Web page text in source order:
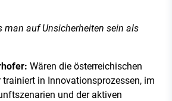
man auf Unsicherheiten sein als
Wären die österreichischen
trainiert in Innovationsprozessen, im
und der aktiven